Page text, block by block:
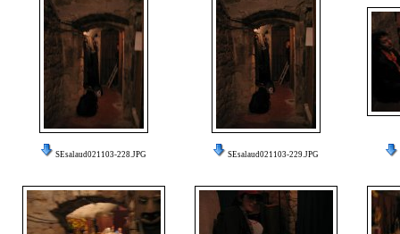
SEsalaud021103-228.JPG SEsalaud021103-229.JPG